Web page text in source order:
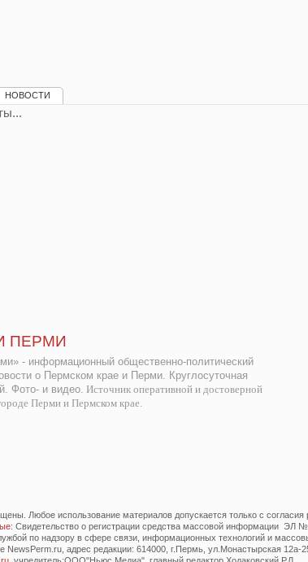
НОВОСТИ
ПЕРМИ
- информационный общественно-политический
о Пермском крае и Перми. Круглосуточная
Фото- и видео. Источник оперативной и достоверной
Перми и Пермском крае.
Любое использование материалов допускается только с согласия
: Свидетельство о регистрации средства массовой информации ЭЛ
по надзору в сфере связи, информационных технологий и
NewsPerm.ru, адрес редакции: 614000, г.Пермь, ул.Монастырская 12а-
, учредитель:ООО"Ньюс Медиа", главный редактор Ходаковский Р.Л.